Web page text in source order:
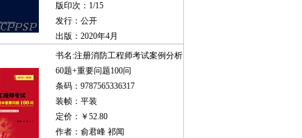
版印次：1/15
发行：公开
出版：2020年4月
书名:注册消防工程师考试案例分析
60题+重要问题100问
条码：9787565336317
装帧：平装
定价：￥52.80
作者：俞君峰 祁闻